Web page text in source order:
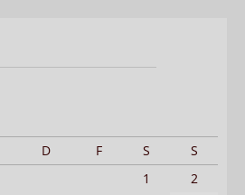
D F S
S
1
2